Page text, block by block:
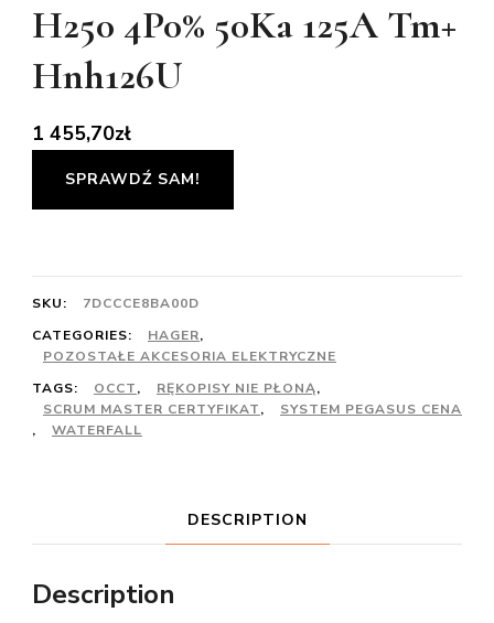
H250 4P0% 50Ka 125A Tm+
Hnh126U
1 455,70zł
SPRAWDŹ SAM!
SKU:
7DCCCE8BA00D
CATEGORIES:
HAGER,
POZOSTAŁE AKCESORIA ELEKTRYCZNE
TAGS:
OCCT, RĘKOPISY NIE PŁONĄ,
SCRUM MASTER CERTYFIKAT,
SYSTEM PEGASUS CENA
,
WATERFALL
DESCRIPTION
Description